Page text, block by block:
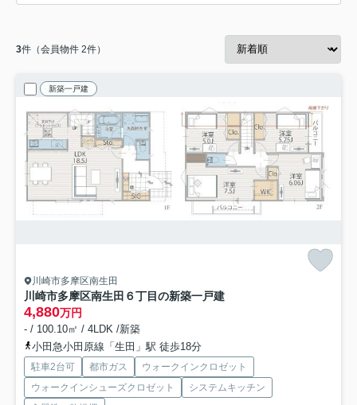
3件（会員物件 2件）
新築一戸建
川崎市多摩区南生田
川崎市多摩区南生田６丁目の新築一戸建
4,880万円
- / 100.10㎡ / 4LDK /新築
小田急小田原線「生田」駅 徒歩18分
駐車2台可 都市ガス
ウォークインクロゼット
ウォークインシューズクロゼット
システムキッチン